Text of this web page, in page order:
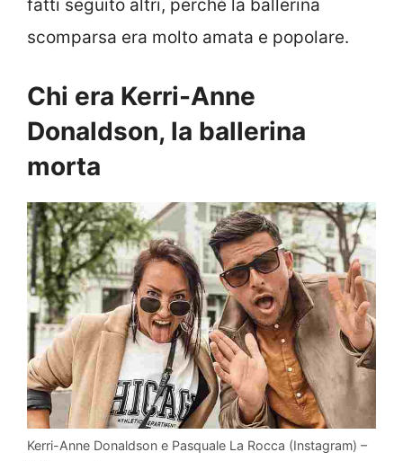
fatti seguito altri, perché la ballerina
scomparsa era molto amata e popolare.
Chi era Kerri-Anne
Donaldson, la ballerina
morta
Kerri-Anne Donaldson e Pasquale La Rocca (Instagram) –